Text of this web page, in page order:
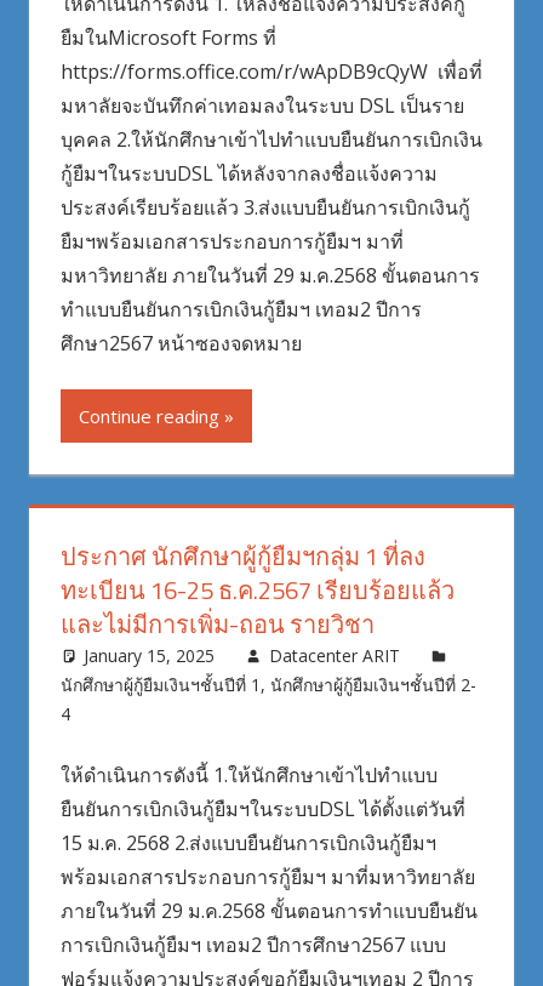
ยืมในMicrosoft Forms ที่
https://forms.office.com/r/wApDB9cQyW เพื่อที่
มหาลัยจะบันทึกค่าเทอมลงในระบบ DSL เป็นราย
บุคคล 2.ให้นักศึกษาเข้าไปทำแบบยืนยันการเบิกเงิน
กู้ยืมฯในระบบDSL ได้หลังจากลงชื่อแจ้งความ
ประสงค์เรียบร้อยแล้ว 3.ส่งแบบยืนยันการเบิกเงินกู้
ยืมฯพร้อมเอกสารประกอบการกู้ยืมฯ มาที่
มหาวิทยาลัย ภายในวันที่ 29 ม.ค.2568 ขั้นตอนการ
ทำแบบยืนยันการเบิกเงินกู้ยืมฯ เทอม2 ปีการ
ศึกษา2567 หน้าซองจดหมาย
Continue reading
ประกาศ นักศึกษาผู้กู้ยืมฯกลุ่ม 1 ที่ลง
ทะเบียน 16-25 ธ.ค.2567 เรียบร้อยแล้ว
และไม่มีการเพิ่ม-ถอน รายวิชา
January 15, 2025
Datacenter ARIT
นักศึกษาผู้กู้ยืมเงินฯชั้นปีที่ 1 , นักศึกษาผู้กู้ยืมเงินฯชั้นปีที่ 2-
4
ให้ดำเนินการดังนี้ 1.ให้นักศึกษาเข้าไปทำแบบ
ยืนยันการเบิกเงินกู้ยืมฯในระบบDSL ได้ตั้งแต่วันที่
15 ม.ค. 2568 2.ส่งแบบยืนยันการเบิกเงินกู้ยืมฯ
พร้อมเอกสารประกอบการกู้ยืมฯ มาที่มหาวิทยาลัย
ภายในวันที่ 29 ม.ค.2568 ขั้นตอนการทำแบบยืนยัน
การเบิกเงินกู้ยืมฯ เทอม2 ปีการศึกษา2567 แบบ
ฟอร์มแจ้งความประสงค์ขอกู้ยืมเงินฯเทอม 2 ปีการ